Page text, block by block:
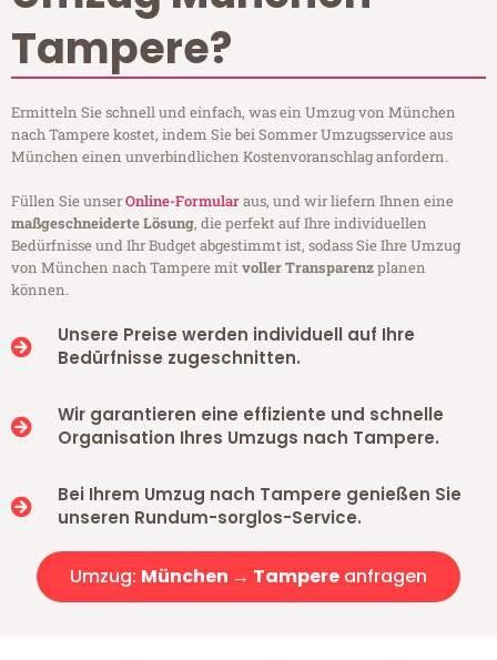
Tampere?
Ermitteln Sie schnell und einfach, was ein Umzug von München
nach Tampere kostet, indem Sie bei Sommer Umzugsservice aus
München einen unverbindlichen Kostenvoranschlag anfordern.
Füllen Sie unserOnline-Formularaus, und wir liefern Ihnen eine
maßgeschneiderte Lösung, die perfekt auf Ihre individuellen
Bedürfnisse und Ihr Budget abgestimmt ist, sodass Sie Ihre Umzug
von München nach Tampere mitvoller Transparenzplanen
können.
Unsere Preise werden individuell auf Ihre
Bedürfnisse zugeschnitten.
Wir garantieren eine effiziente und schnelle
Organisation Ihres Umzugs nach Tampere.
Bei Ihrem Umzug nach Tampere genießen Sie
unseren Rundum-sorglos-Service.
Umzug: München → Tampere anfragen